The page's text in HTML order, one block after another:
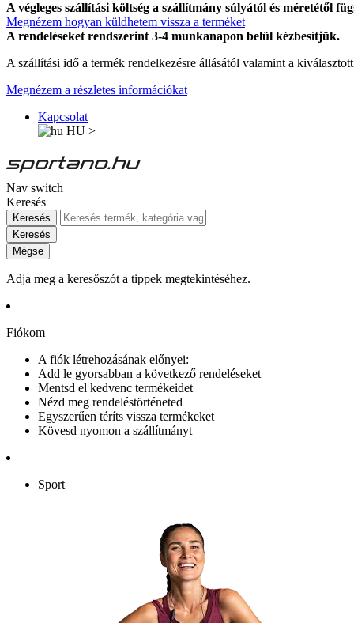
A végleges szállítási költség a szállítmány súlyától és méretétől
Megnézem hogyan küldhetem vissza a terméket
A rendeléseket rendszerint 3-4 munkanapon belül kézbesítjük.
A szállítási idő a termék rendelkezésre állásától valamint a
Megnézem a részletes információkat
Kapcsolat
HU >
Nav switch
Keresés
Keresés
Keresés
Mégse
Adja meg a keresőszót a tippek megtekintéséhez.
Fiókom
A fiók létrehozásának előnyei:
Add le gyorsabban a következő rendeléseket
Mentsd el kedvenc termékeidet
Nézd meg rendeléstörténeted
Egyszerűen téríts vissza termékeket
Kövesd nyomon a szállítmányt
Sport